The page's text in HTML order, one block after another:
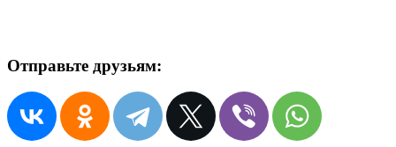
Отправьте друзьям: